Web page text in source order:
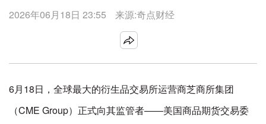
2026年06月18日 23:55 来源:奇点财经
6月18日，全球最大的衍生品交易所运营商芝商所集团
（CME Group）正式向其监管者——美国商品期货交易委